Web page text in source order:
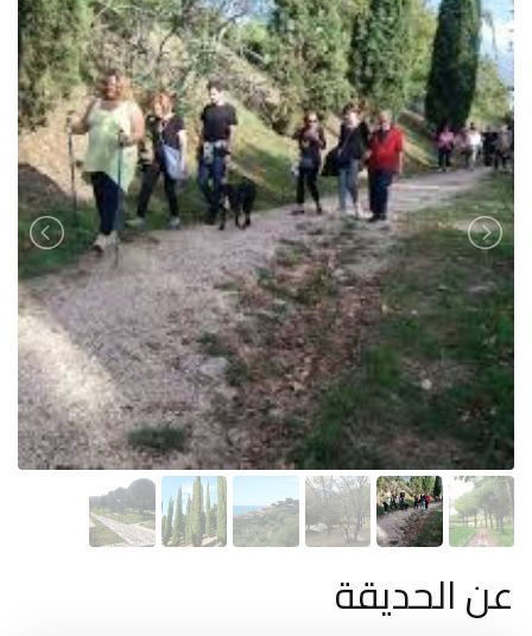
عن الحديقة